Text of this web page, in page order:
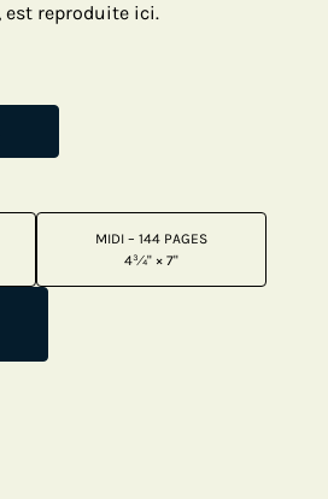
est reproduite ici.
MIDI – 144 PAGES
4¾" × 7"